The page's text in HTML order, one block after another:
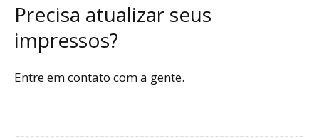
Precisa atualizar seus
impressos?
Entre emcontato com a gente.